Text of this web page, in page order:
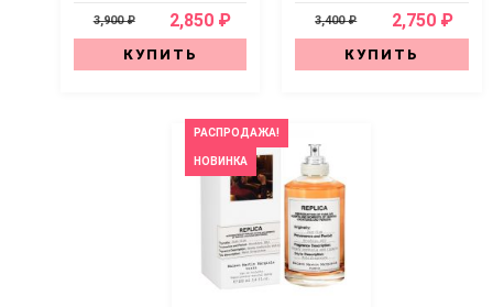
3,900 ₽ 2,850 ₽
КУПИТЬ
3,400 ₽ 2,750 ₽
КУПИТЬ
РАСПРОДАЖА!
НОВИНКА